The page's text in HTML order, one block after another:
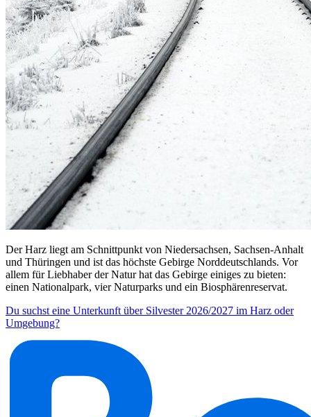
Der Harz liegt am Schnittpunkt von Niedersachsen, Sachsen-Anhalt
und Thüringen und ist das höchste Gebirge Norddeutschlands. Vor
allem für Liebhaber der Natur hat das Gebirge einiges zu bieten:
einen Nationalpark, vier Naturparks und ein Biosphärenreservat.
Du suchst eine Unterkunft über Silvester 2026/2027 im Harz oder
Umgebung?